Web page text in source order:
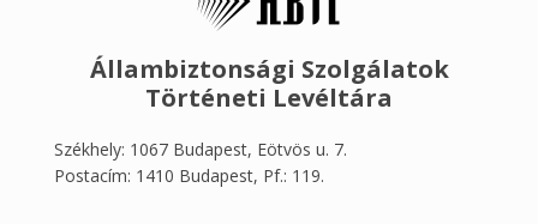
Állambiztonsági Szolgálatok
Történeti Levéltára
Székhely: 1067 Budapest, Eötvös u. 7.
Postacím: 1410 Budapest, Pf.: 119.